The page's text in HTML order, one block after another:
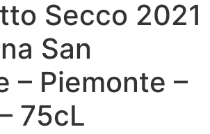
Secco 2021
San
– Piemonte –
75cL